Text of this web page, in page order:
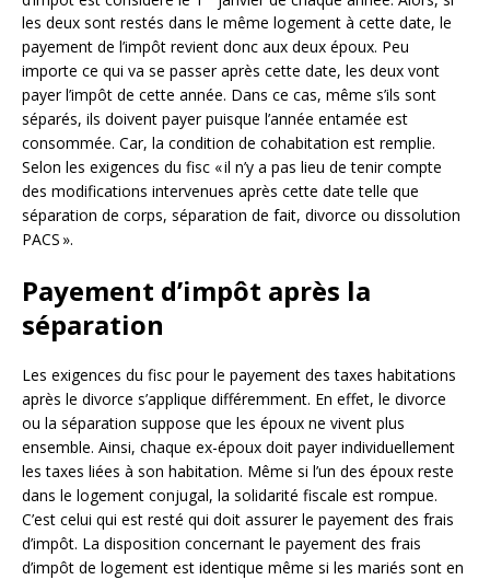
les deux sont restés dans le même logement à cette date, le
payement de l’impôt revient donc aux deux époux. Peu
importe ce qui va se passer après cette date, les deux vont
payer l’impôt de cette année. Dans ce cas, même s’ils sont
séparés, ils doivent payer puisque l’année entamée est
consommée. Car, la condition de cohabitation est remplie.
Selon les exigences du fisc « il n’y a pas lieu de tenir compte
des modifications intervenues après cette date telle que
séparation de corps, séparation de fait, divorce ou dissolution
PACS ».
Payement d’impôt après la
séparation
Les exigences du fisc pour le payement des taxes habitations
après le divorce s’applique différemment. En effet, le divorce
ou la séparation suppose que les époux ne vivent plus
ensemble. Ainsi, chaque ex-époux doit payer individuellement
les taxes liées à son habitation. Même si l’un des époux reste
dans le logement conjugal, la solidarité fiscale est rompue.
C’est celui qui est resté qui doit assurer le payement des frais
d’impôt. La disposition concernant le payement des frais
d’impôt de logement est identique même si les mariés sont en